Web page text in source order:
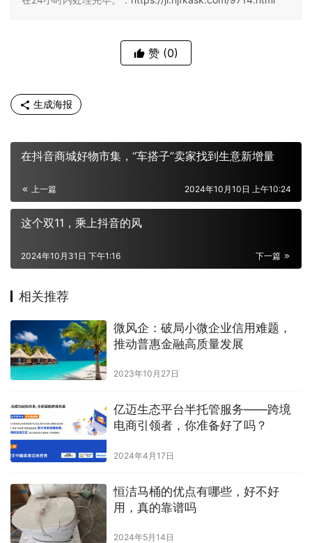
赞 (0)
生成海报
在抖音商城好物市集，“车搭子”卖家找到生意新增量
上一篇 2024年10月10日 上午10:24
这个双11，乘上抖音的风
下一篇
2024年10月31日 下午1:16
相关推荐
微风企：破局小微企业信用难题，
推动普惠金融高质量发展
2023年10月27日
亿迈生态平台半托管服务——跨境
电商引领者，你准备好了吗？
2024年4月17日
恒洁马桶的优点有哪些，好不好
用，真的靠谱吗
2024年5月14日